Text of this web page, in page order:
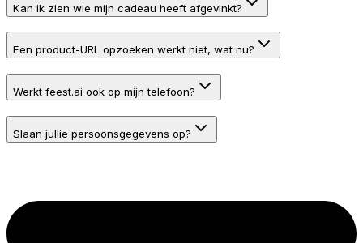
Kan ik zien wie mijn cadeau heeft afgevinkt?
Een product-URL opzoeken werkt niet, wat nu?
Werkt feest.ai ook op mijn telefoon?
Slaan jullie persoonsgegevens op?